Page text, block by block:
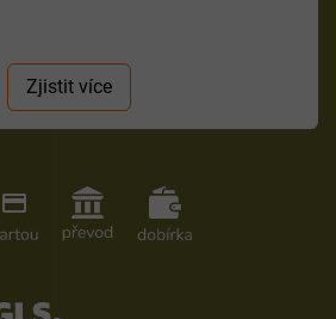
Zjistit více